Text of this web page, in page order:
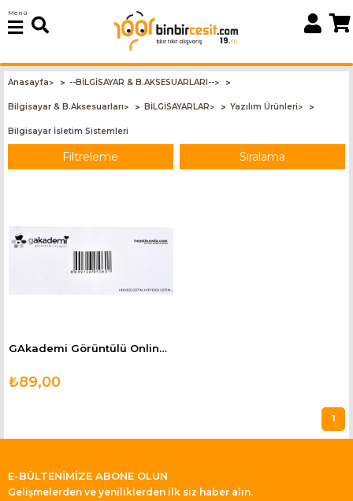
Menü
Anasayfa> --BİLGİSAYAR & B.AKSESUARLARI-->
Bilgisayar & B.Aksesuarları> BİLGİSAYARLAR> Yazılım Ürünleri>
Bilgisayar İsletim Sistemleri
Filtreleme Sıralama
GAkademi Görüntülü Online Eğitim Platformu
₺89,00
1
E-BÜLTENİMİZE ABONE OLUN
Gelişmelerden ve yeniliklerden ilk siz haber alın.